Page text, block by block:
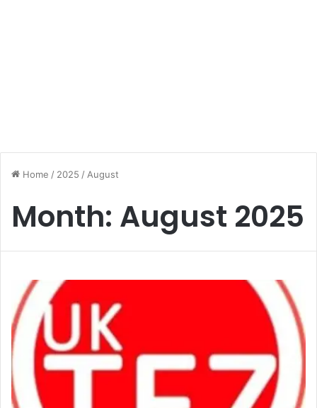
Home / 2025 / August
Month: August 2025